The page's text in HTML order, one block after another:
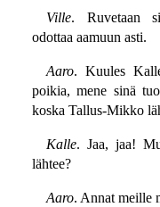
Ville. Ruvetaan
odottaa aamuun asti.
Aaro. Kuules
poikia, mene sinä
koska Tallus-Mikko
Kalle. Jaa, jaa!
lähtee?
Aaro. Annat meille